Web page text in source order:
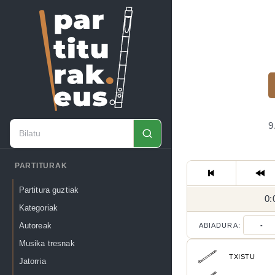
PARTITURAK
Partitura guztiak
Kategoriak
Autoreak
Musika tresnak
Jatorria
ABIADURA: -
TXISTU